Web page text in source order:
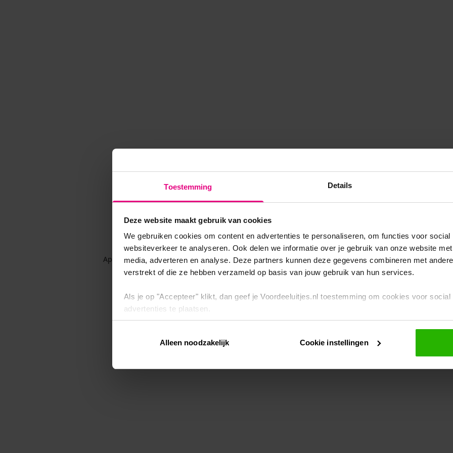
Toestemming Details
Deze website maakt gebruik van cookies
We gebruiken cookies om content en advertenties te personaliseren, om functies voor
websiteverkeer te analyseren. Ook delen we informatie over je gebruik van onze website
media, adverteren en analyse. Deze partners kunnen deze gegevens combineren met
verstrekt of die ze hebben verzameld op basis van jouw gebruik van hun services.
Als je op "Accepteer" klikt, dan geef je Voordeeluitjes.nl toestemming om cookies voor
advertenties te plaatsen.
Via "Cookie instellingen" kun je ook zelf instellen welke cookies worden geplaatst. Je kunt je
intrekken op onscookiebeleid.
Alleen noodzakelijk Cookie instellingen
Application error: a client-side exception has occurred while loadingwww.voordeeluitjes.nl (see the